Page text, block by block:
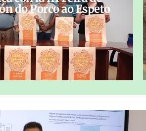
do Porco ao Espeto